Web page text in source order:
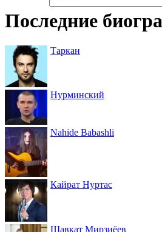
Последние
Таркан
Нурминский
Nahide Babashli
Кайрат Нуртас
Шавкат Мирзиёев